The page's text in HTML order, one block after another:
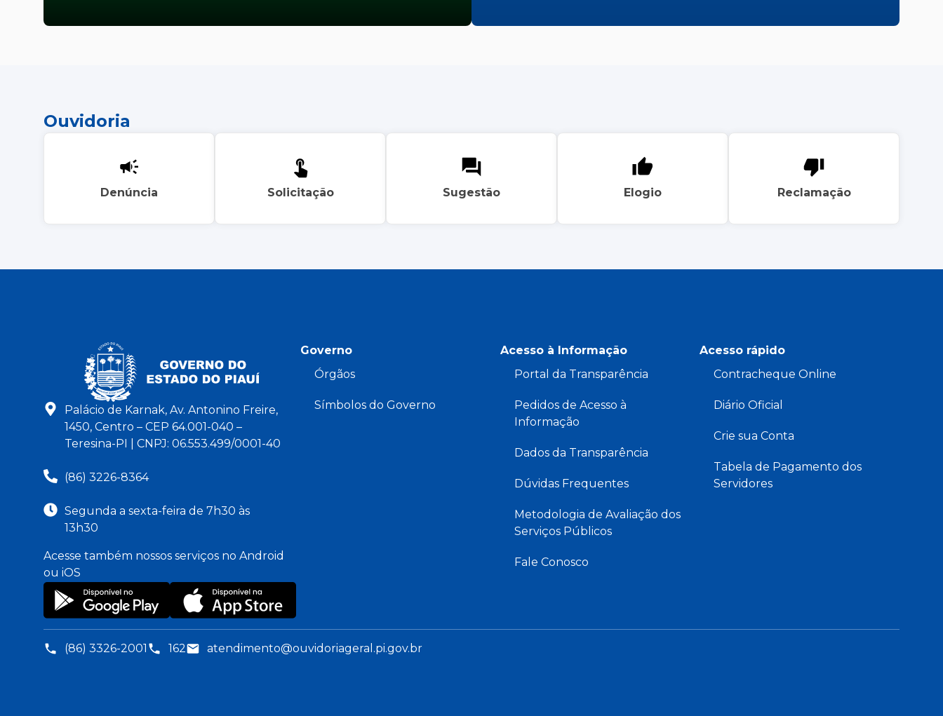
Ouvidoria
Denúncia Solicitação Sugestão Elogio Reclamação
Palácio de Karnak, Av. Antonino Freire,
1450, Centro – CEP 64.001-040 –
Teresina-PI | CNPJ: 06.553.499/0001-40
(86) 3226-8364
Segunda a sexta-feira de 7h30 às
13h30
Acesse também nossos serviços no Android
ou iOS
Governo
Órgãos
Símbolos do Governo
Acesso à Informação
Portal da Transparência
Pedidos de Acesso à
Informação
Dados da Transparência
Dúvidas Frequentes
Metodologia de Avaliação dos
Serviços Públicos
Fale Conosco
Acesso rápido
Contracheque Online
Diário Oficial
Crie sua Conta
Tabela de Pagamento dos
Servidores
(86) 3326-2001 162 atendimento@ouvidoriageral.pi.gov.br